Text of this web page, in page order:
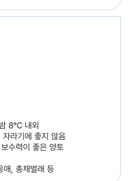
8℃ 내외
라기에 좋지 않음
수력이 좋은 양토
애, 총채벌래 등